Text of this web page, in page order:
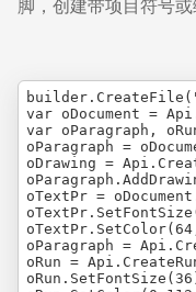
脚，创建带项目符号
var oDocument =
var oParagraph,
oParagraph =
oDrawing =
oTextPr =
oParagraph =
oRun =